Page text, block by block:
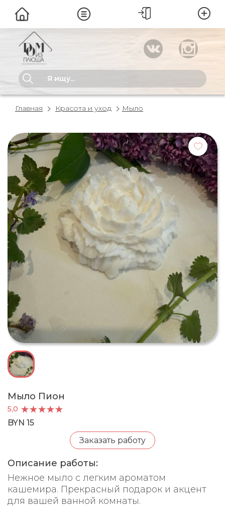
Главная Красота и уход Мыло
Мыло Пион
5,0
BYN 15
Заказать работу
Описание работы:
Нежное мыло с легким ароматом
кашемира. Прекрасный подарок и акцент
для вашей ванной комнаты.